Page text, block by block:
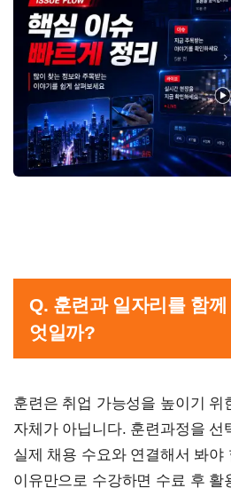
Q. 훈련과 일자리를 함
엇일까?
훈련은 취업 가능성을 높이기 위
자체가 아닙니다. 훈련과정을 선
실제 채용 수요와 연결해서 봐야
이유만으로 수강하면 수료 후 활